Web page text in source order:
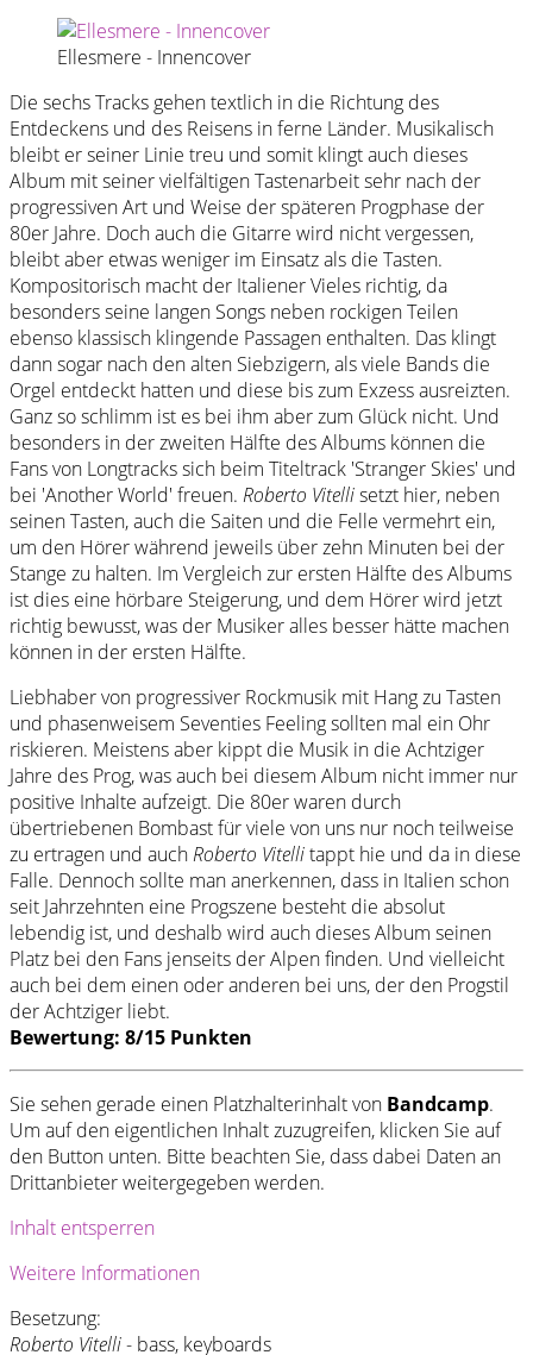
Ellesmere - Innencover
Die sechs Tracks gehen textlich in die Richtung des
Entdeckens und des Reisens in ferne Länder. Musikalisch
bleibt er seiner Linie treu und somit klingt auch dieses
Album mit seiner vielfältigen Tastenarbeit sehr nach der
progressiven Art und Weise der späteren Progphase der
80er Jahre. Doch auch die Gitarre wird nicht vergessen,
bleibt aber etwas weniger im Einsatz als die Tasten.
Kompositorisch macht der Italiener Vieles richtig, da
besonders seine langen Songs neben rockigen Teilen
ebenso klassisch klingende Passagen enthalten. Das klingt
dann sogar nach den alten Siebzigern, als viele Bands die
Orgel entdeckt hatten und diese bis zum Exzess ausreizten.
Ganz so schlimm ist es bei ihm aber zum Glück nicht. Und
besonders in der zweiten Hälfte des Albums können die
Fans von Longtracks sich beim Titeltrack 'Stranger Skies' und
bei 'Another World' freuen. Roberto Vitellisetzt hier, neben
seinen Tasten, auch die Saiten und die Felle vermehrt ein,
um den Hörer während jeweils über zehn Minuten bei der
Stange zu halten. Im Vergleich zur ersten Hälfte des Albums
ist dies eine hörbare Steigerung, und dem Hörer wird jetzt
richtig bewusst, was der Musiker alles besser hätte machen
können in der ersten Hälfte.
Liebhaber von progressiver Rockmusik mit Hang zu Tasten
und phasenweisem Seventies Feeling sollten mal ein Ohr
riskieren. Meistens aber kippt die Musik in die Achtziger
Jahre des Prog, was auch bei diesem Album nicht immer nur
positive Inhalte aufzeigt. Die 80er waren durch
übertriebenen Bombast für viele von uns nur noch teilweise
zu ertragen und auchRoberto Vitellitappt hie und da in diese
Falle. Dennoch sollte man anerkennen, dass in Italien schon
seit Jahrzehnten eine Progszene besteht die absolut
lebendig ist, und deshalb wird auch dieses Album seinen
Platz bei den Fans jenseits der Alpen finden. Und vielleicht
auch bei dem einen oder anderen bei uns, der den Progstil
der Achtziger liebt.
Bewertung: 8/15 Punkten
Sie sehen gerade einen Platzhalterinhalt von Bandcamp.
Um auf den eigentlichen Inhalt zuzugreifen, klicken Sie auf
den Button unten. Bitte beachten Sie, dass dabei Daten an
Drittanbieter weitergegeben werden.
Inhalt entsperren
Weitere Informationen
Besetzung:
Roberto Vitelli- bass, keyboards